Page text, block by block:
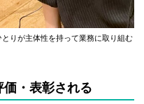
りが主体性を持って業務に取り組む
・表彰される